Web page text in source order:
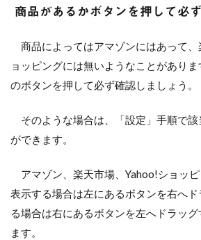
商品があるかボタンを押して必
商品によってはアマゾンにはあって、
ョッピングには無いようなことがあり
のボタンを押して必ず確認しましょう。
そのような場合は、「設定」手順で該
ができます。
アマゾン、楽天市場、Yahoo!ショッピ
表示する場合は左にあるボタンを右へ
る場合は右にあるボタンを左へドラッ
ます。